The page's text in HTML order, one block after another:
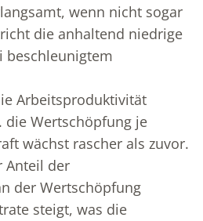
wenn nicht sogar
die anhaltend niedrige
beschleunigtem
Arbeitsproduktivität
die Wertschöpfung je
wächst rascher als zuvor.
Anteil der
der Wertschöpfung
steigt, was die